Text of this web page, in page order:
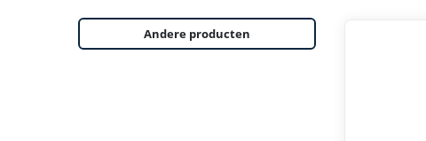
Andere producten